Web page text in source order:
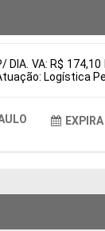
VA: R$ 174,10